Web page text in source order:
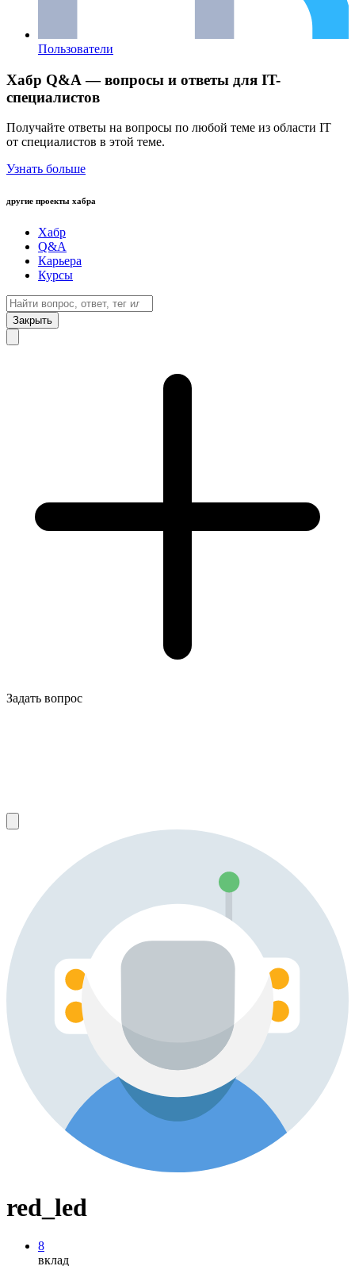
Пользователи
Хабр Q&A — вопросы и ответы для IT-
специалистов
Получайте ответы на вопросы по любой теме из области IT
от специалистов в этой теме.
Узнать больше
другие проекты хабра
Хабр
Q&A
Карьера
Курсы
Закрыть
Задать вопрос
red_led
8
вклад